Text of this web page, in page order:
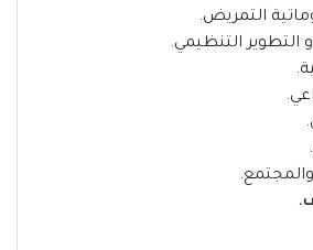
التمريض.
التنظيمي.